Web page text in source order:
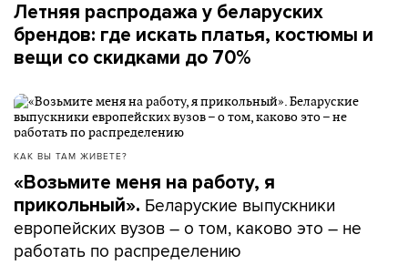
Летняя распродажа у беларуских
брендов: где искать платья, костюмы и
вещи со скидками до 70%
КАК ВЫ ТАМ ЖИВЕТЕ?
«Возьмите меня на работу, я
прикольный». Беларуские выпускники
европейских вузов – о том, каково это – не
работать по распределению